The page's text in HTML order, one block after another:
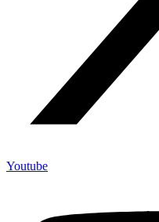
Youtube